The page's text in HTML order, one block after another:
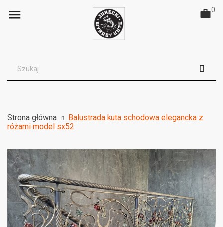
 0
Strona główna
Balustrada kuta schodowa elegancka z
różami model sx52